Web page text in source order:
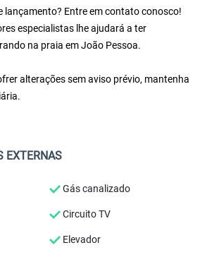
lançamento? Entre em contato conosco!
especialistas lhe ajudará a ter
na praia em João Pessoa.
alterações sem aviso prévio, mantenha
EXTERNAS
Gás canalizado
Circuito TV
Elevador